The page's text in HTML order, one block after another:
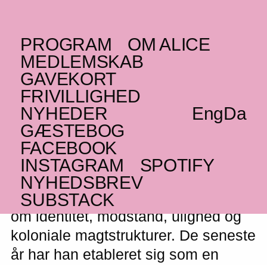
PROGRAM
OM ALICE
MEDLEMSKAB
GAVEKORT
FRIVILLIGHED
NYHEDER
Da
Eng
GÆSTEBOG
FACEBOOK
INSTAGRAM
SPOTIFY
NYHEDSBREV
SUBSTACK
LØRDAG _17.10.26
TarrakGL
Hårdtslående grønlandsk rap om identitet,
modstand og koloniale magtstrukturer
Med fængslende karisma og politisk
nerve rapper Tarrak hårdtslående
om identitet, modstand, ulighed og
koloniale magtstrukturer. De seneste
år har han etableret sig som en